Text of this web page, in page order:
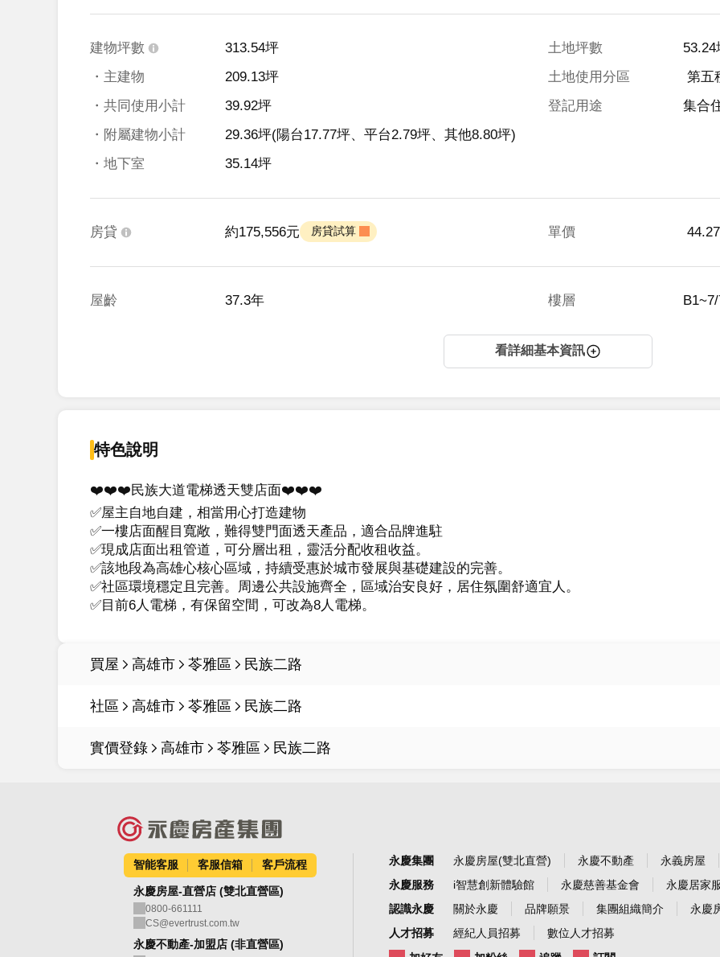
建物坪數
313.54坪
・主建物
209.13坪
・共同使用小計
39.92坪
・附屬建物小計
29.36坪(陽台17.77坪、平台2.79坪、其他8.80坪)
・地下室
35.14坪
土地坪數
53.24
土地使用分區
第五
登記用途
集合
房貸 約175,556元 房貸試算 單價
屋齡 37.3年 樓層
看詳細基本資訊
特色說明
❤️❤️❤️民族大道電梯透天雙店面❤️❤️❤️
✅屋主自地自建，相當用心打造建物
✅一樓店面醒目寬敞，難得雙門面透天產品，適合品牌進駐
✅現成店面出租管道，可分層出租，靈活分配收租收益。
✅該地段為高雄心核心區域，持續受惠於城市發展與基礎建設的完善。
✅社區環境穩定且完善。周邊公共設施齊全，區域治安良好，居住氛圍舒適宜人。
✅目前6人電梯，有保留空間，可改為8人電梯。
買屋 高雄市 苓雅區 民族二路
社區 高雄市 苓雅區 民族二路
實價登錄 高雄市 苓雅區 民族二路
智能客服 客服信箱 客戶流程
永慶房屋-直營店 (雙北直營區)
0800-661111
CS@evertrust.com.tw
永慶不動產-加盟店 (非直營區)
永慶集團 永慶房屋(雙北直營) 永慶不動產
永義房屋
永慶服務
i智慧創新體驗館 永慶慈善基金會
永慶居家
認識永慶
關於永慶 品牌願景 集團組織簡介
永慶
人才招募
經紀人員招募
數位人才招募